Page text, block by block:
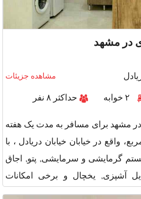
در مشهد
مشاهده جزیئات
حداکثر ۸ نفر
در مشهد برای مسافر به مدت یک هفته
، با متراژ ۱۱۰ متر مربع، واقع در خیابان خیابان دریادل ، با
گرمایشی و سرمایشی, پتو, اجاق
آشپزی, یخچال و برخی امکانات